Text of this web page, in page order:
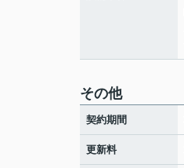
その他
契約期間
更新料